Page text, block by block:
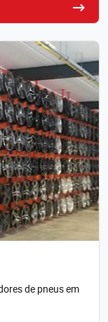
de pneus em